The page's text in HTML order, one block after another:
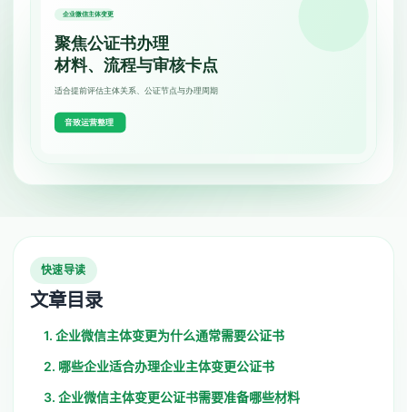
快速导读
文章目录
1. 企业微信主体变更为什么通常需要公证书
2. 哪些企业适合办理企业主体变更公证书
3. 企业微信主体变更公证书需要准备哪些材料